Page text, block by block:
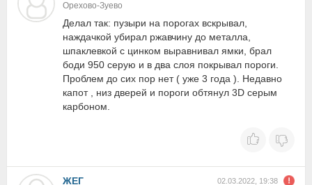
Орехово-Зуево
Делал так: пузыри на порогах вскрывал,
наждачкой убирал ржавчину до металла,
шпаклевкой с цинком выравнивал ямки, брал
боди 950 серую и в два слоя покрывал пороги.
Проблем до сих пор нет ( уже 3 года ). Недавно
капот , низ дверей и пороги обтянул 3D серым
карбоном.
ЖЕГ 02.03.2022, 19:38